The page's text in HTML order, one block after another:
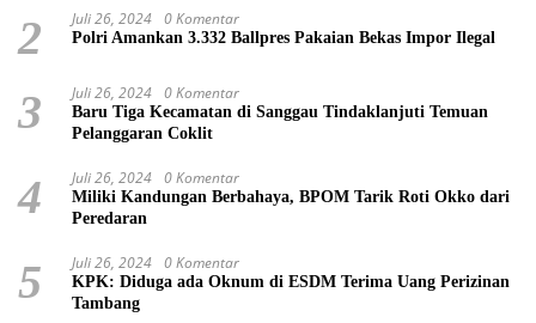
2 Juli 26, 2024 0 Komentar
Polri Amankan 3.332 Ballpres Pakaian Bekas Impor Ilegal
3 Juli 26, 2024 0 Komentar
Baru Tiga Kecamatan di Sanggau Tindaklanjuti Temuan
Pelanggaran Coklit
4 Juli 26, 2024 0 Komentar
Miliki Kandungan Berbahaya, BPOM Tarik Roti Okko dari
Peredaran
5 Juli 26, 2024 0 Komentar
KPK: Diduga ada Oknum di ESDM Terima Uang Perizinan
Tambang